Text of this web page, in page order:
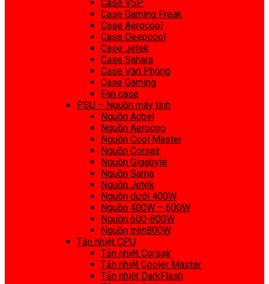
Case VSP
Case Gaming Freak
Case Aerocool
Case Deepcool
Case Jetek
Case Sahara
Case Văn Phòng
Case Gaming
Fan case
PSU – Nguồn máy tính
Nguồn Acbel
Nguồn Aerocoo
Nguồn Cool Master
Nguồn Corsair
Nguồn Gigabyte
Nguồn Sama
Nguồn Jetek
Nguồn dưới 400W
Nguồn 400W – 600W
Nguồn 600-800W
Nguồn trên800W
Tản nhiệt CPU
Tản nhiệt Corsair
Tản nhiệt Cooler Master
Tản nhiệt DarkFlash